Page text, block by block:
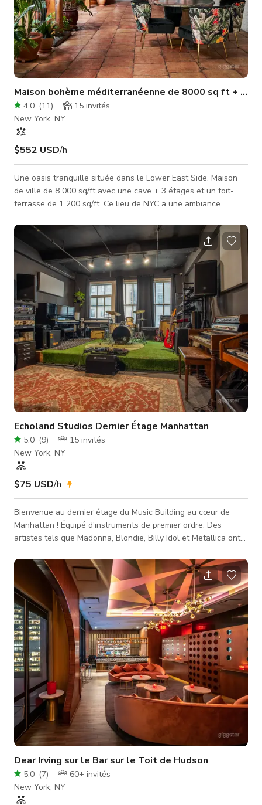
Maison bohème méditerranéenne de 8000 sq ft +
4.0 (11) 15 invités
New York, NY
$552 USD/h
Une oasis tranquille située dans le Lower East Side. Maison
de ville de 8 000 sq/ft avec une cave + 3 étages et un toit-
terrasse de 1 200 sq/ft. Ce lieu de NYC a une ambiance
naturelle, des finitions haut de gamme et des œuvres d'art
uniques. Laissez cet espace méditerranéen haut de gamme
vous transporter hors de la ville et laissez libre cours à votre
imagination. CONCIERGE ✓ Nous pouvons coordonner tout :
décoration, F&B et traite
Echoland Studios Dernier Étage Manhattan
5.0 (9) 15 invités
New York, NY
$75 USD/h
Bienvenue au dernier étage du Music Building au cœur de
Manhattan ! Équipé d'instruments de premier ordre. Des
artistes tels que Madonna, Blondie, Billy Idol et Metallica ont
Echoland Studios est très heureux de présenter cet espace
dédié à votre créativité pour atteindre son apogée ici au 12e
étage de ce bâtiment transformateur. ÉQUIPEMENT /
MATÉRIEL / INSTRUMENTS Batterie Gretsch 5 pièces
Cymbales Zildjian Baldw
Dear Irving sur le Bar sur le Toit de Hudson
5.0 (7) 60+ invités
New York, NY